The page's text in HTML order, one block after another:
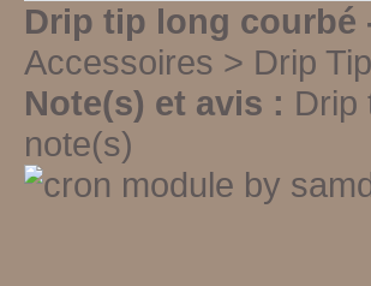
Drip tip long courbé
Accessoires > Drip Tip
Note(s) et avis : Drip
note(s)